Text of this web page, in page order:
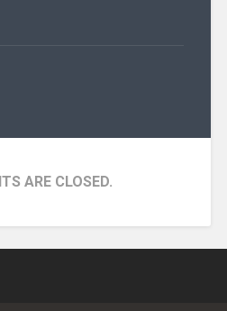
ARE CLOSED.